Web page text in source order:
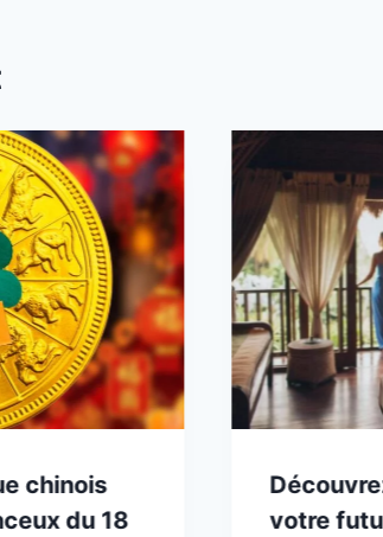
chinois
du 18
votre